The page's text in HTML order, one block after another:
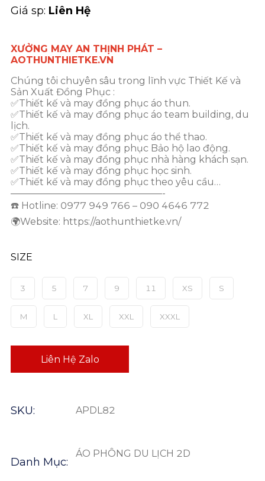
XƯỞNG MAY AN THỊNH PHÁT –
AOTHUNTHIETKE.VN
Chúng tôi chuyên sâu trong lĩnh vực Thiết Kế và
Sản Xuất Đồng Phục :
✅Thiết kế và may đồng phục áo thun.
✅Thiết kế và may đồng phục áo team building, du
lịch.
✅Thiết kế và may đồng phục áo thể thao.
✅Thiết kế và may đồng phục Bảo hộ lao động.
✅Thiết kế và may đồng phục nhà hàng khách sạn.
✅Thiết kế và may đồng phục học sinh.
✅Thiết kế và may đồng phục theo yêu cầu…
————————————————-
☎️ Hotline: 0977 949 766 – 090 4646 772
🌍Website: https://aothunthietke.vn/
Liên Hệ Zalo
SKU: APDL82
Danh Mục:
ÁO PHÔNG DU LỊCH 2D
3 5 7 9 11 XS S
M L XL XXL XXXL
SIZE
Giá sp: Liên Hệ